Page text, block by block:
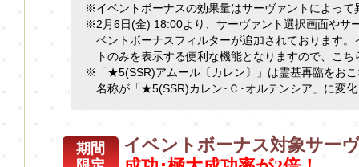
※イベントボーナスの効果量はサーヴァントによって
※2月6日(金) 18:00より、サーヴァント選択画面やサ
ベントボーナスフィルターが追加されております
トのみを表示する便利な機能となりますので、こ
※「★5(SSR)アムール〔カレン〕」は霊基再臨をお
名称が「★5(SSR)カレン･Ｃ･オルテンシア」に変
期間
イベントボーナス対象サー